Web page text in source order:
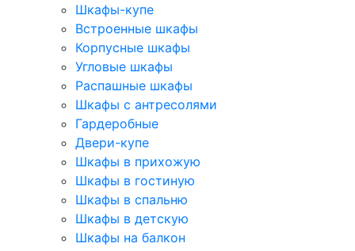
Шкафы-купе
Встроенные шкафы
Корпусные шкафы
Угловые шкафы
Распашные шкафы
Шкафы с антресолями
Гардеробные
Двери-купе
Шкафы в прихожую
Шкафы в гостиную
Шкафы в спальню
Шкафы в детскую
Шкафы на балкон